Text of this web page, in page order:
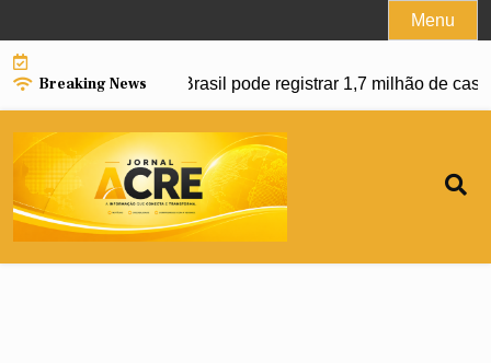
to
content
Menu
Breaking News
da dengue e Brasil pode registrar 1,7 milhão de casos